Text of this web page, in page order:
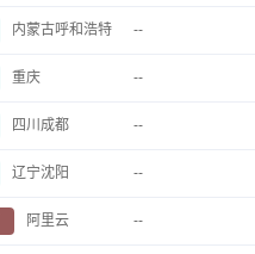
内蒙古呼和浩特 --
重庆 --
四川成都 --
辽宁沈阳 --
阿里云 --